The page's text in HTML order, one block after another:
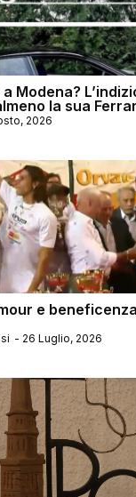
Modena?
la sua
2026
e
- 26 Luglio, 2026